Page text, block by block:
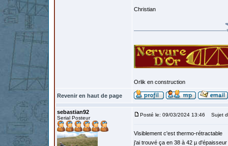
Christian
Orlik en construction
Revenir en haut de page
sebastian92
Serial Posteur
Posté le: 09/03/2024 13:46 Sujet
Visiblement c'est thermo-rétractable
j'ai trouvé ça en 38 à 42 µ